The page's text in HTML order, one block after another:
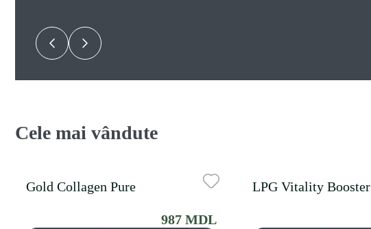
Cele mai vândute
Gold Collagen Pure
987 MDL
LPG Vitality Booster